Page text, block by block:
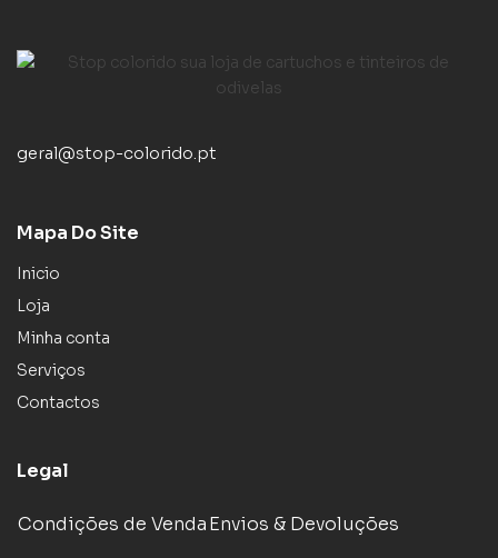
geral@stop-colorido.pt
Mapa Do Site
Inicio
Loja
Minha conta
Serviços
Contactos
Legal
Condições de VendaEnvios & Devoluções